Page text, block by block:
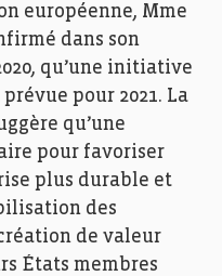
européenne, Mme
dans son
qu’une initiative
pour 2021. La
qu’une
pour favoriser
plus durable et
des
de valeur
États membres